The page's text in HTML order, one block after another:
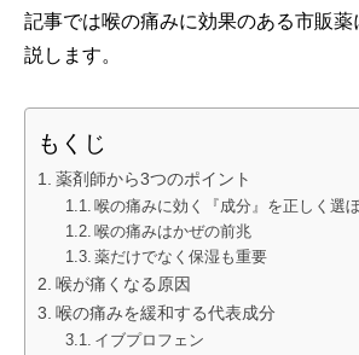
記事では喉の痛みに効果のある市販
説します。
もくじ
薬剤師から3つのポイント
喉の痛みに効く『成分』を正しく選
喉の痛みはかぜの前兆
薬だけでなく保湿も重要
喉が痛くなる原因
喉の痛みを緩和する代表成分
イブプロフェン